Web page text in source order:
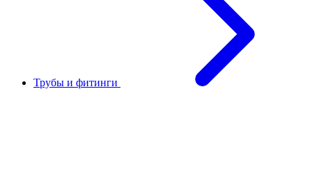
Трубы и фитинги